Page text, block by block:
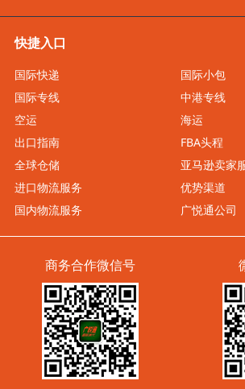
快捷入口
国际快递
国际小包
国际专线
中港专线
空运
海运
出口指南
FBA头程
全球仓储
亚马逊卖家
进口物流服务
优势渠道
国内物流服务
广悦通公司
商务合作微信号